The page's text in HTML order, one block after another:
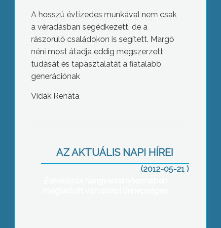
A hosszú évtizedes munkával nem csak
a véradásban segédkezett, de a
rászoruló családokon is segített. Margó
néni most átadja eddig megszerzett
tudását és tapasztalatát a fiatalabb
generációnak
Vidák Renáta
AZ AKTUÁLIS NAPI HÍREI
(2012-05-21 )
szülész-nőgyógyász, onkológus
szakorvos vehette át az idei Pro
Civitate díjat a Pátzay János Katolikus